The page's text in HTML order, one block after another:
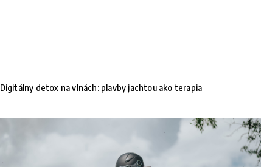
Digitálny detox na vlnách: plavby jachtou ako terapia